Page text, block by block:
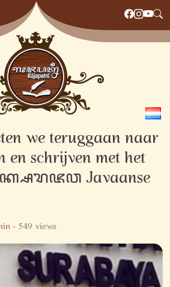
we teruggaan naar
en schrijven met het
Javaanse
- 549 views